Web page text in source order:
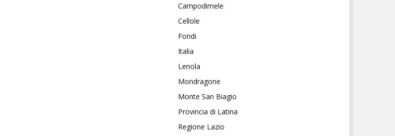
Campodimele
Cellole
Fondi
Italia
Lenola
Mondragone
Monte San Biagio
Provincia di Latina
Regione Lazio